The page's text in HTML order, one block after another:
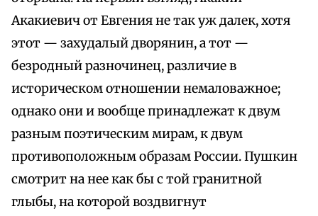
Акакиевич от Евгения не так уж далек, хотя
этот — захудалый дворянин, а тот —
безродный разночинец, различие в
историческом отношении немаловажное;
однако они и вообще принадлежат к двум
разным поэтическим мирам, к двум
противоположным образам России. Пушкин
смотрит на нее как бы с той гранитной
глыбы, на которой воздвигнут